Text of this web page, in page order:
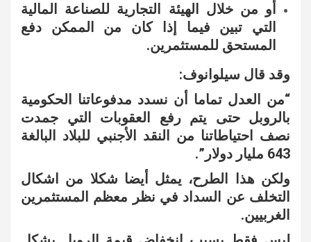
أو من خلال الهيئة التجارية للصناعة المالية
التي تبين فيما إذا كان من الممكن دفع
المستحق للمستثمرين.
وقد قال سيلوانوف:
“من العدل تماما أن نسدد مدفوعاتنا الحكومية
بالروبل حتى يتم رفع العقوبات التي جمدت
نصف احتياطاتنا من النقد الأجنبي للبلاد البالغة
643 مليار دولار”.
ولكن هذا الطرح، يمثل أيضا شكلا من اشكال
التخلف عن السداد في نظر معظم المستثمرين
الغربيين.